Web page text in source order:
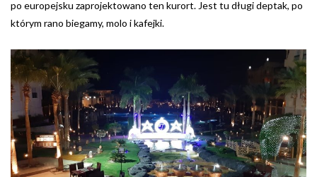
po europejsku zaprojektowano ten kurort. Jest tu długi deptak, po
którym rano biegamy, molo i kafejki.